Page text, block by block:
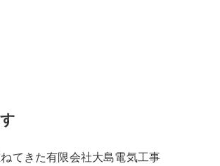
てきた有限会社大島電気工事